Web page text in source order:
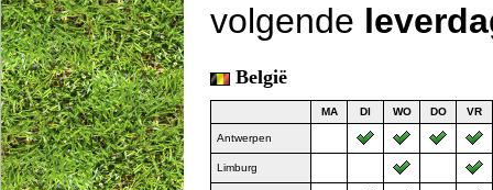
volgende
België
MA DI WO DO VR
Antwerpen
Limburg